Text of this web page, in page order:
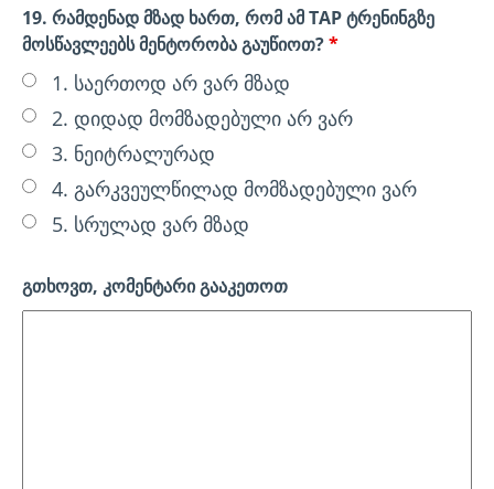
19. რამდენად მზად ხართ, რომ ამ TAP ტრენინგზე
მოსწავლეებს მენტორობა გაუწიოთ?*
1. საერთოდ არ ვარ მზად
2. დიდად მომზადებული არ ვარ
3. ნეიტრალურად
4. გარკვეულწილად მომზადებული ვარ
5. სრულად ვარ მზად
გთხოვთ, კომენტარი გააკეთოთ